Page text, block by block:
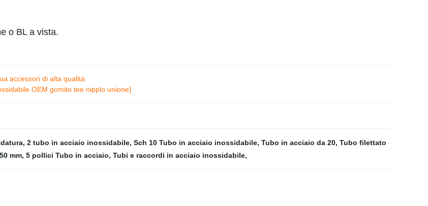
o BL a vista.
accessori di alta qualità
OEM gomito tee nipplo unione}
, 2 tubo in acciaio inossidabile, Sch 10 Tubo in acciaio inossidabile, Tubo in acciaio da 20, Tubo filettato
mm, 5 pollici Tubo in acciaio, Tubi e raccordi in acciaio inossidabile,